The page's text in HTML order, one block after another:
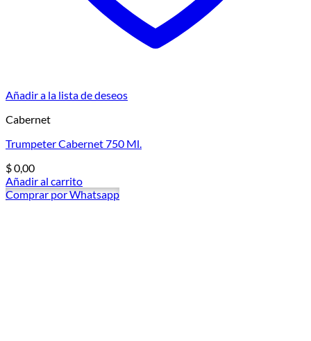
Añadir a la lista de deseos
Cabernet
Trumpeter Cabernet 750 Ml.
$0,00
Añadir al carrito
Comprar por Whatsapp